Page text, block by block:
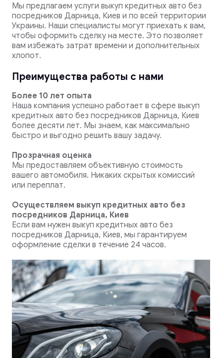
Мы предлагаем услуги выкуп кредитных авто без
посредников Дарница, Киев и по всей территории
Украины. Наши специалисты могут приехать к вам,
чтобы оформить сделку на месте. Это позволяет
вам избежать затрат времени и дополнительных
хлопот.
Преимущества работы с нами
Более 10 лет опыта
Наша компания успешно работает в сфере выкуп
кредитных авто без посредников Дарница, Киев
более десяти лет. Мы знаем, как максимально
быстро и выгодно решить вашу задачу.
Прозрачная оценка
Мы предоставляем объективную стоимость
вашего автомобиля. Никаких скрытых комиссий
или переплат.
Осуществляем выкуп кредитных авто без
посредников Дарница, Киев
Если вам нужен выкуп кредитных авто без
посредников Дарница, Киев, мы гарантируем
оформление сделки в течение 24 часов.